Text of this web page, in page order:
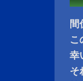
間
こ
幸
そ